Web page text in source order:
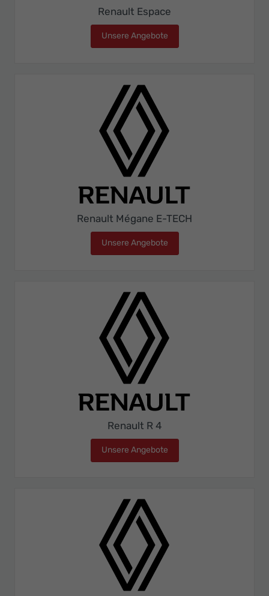
Renault Espace
Unsere Angebote
Renault Mégane E-TECH
Unsere Angebote
Renault R 4
Unsere Angebote